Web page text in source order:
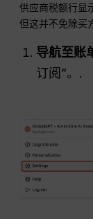
供应商税额行显
但这并不免除买
导航至账
订阅”。.